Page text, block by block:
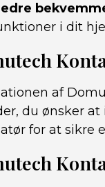
i dit
af
du ønsker
for at sikre